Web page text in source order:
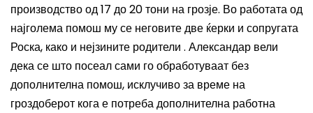
производство од 17 до 20 тони на грозје. Во работата од
најголема помош му се неговите две ќерки и сопругата
Роска, како и нејзините родители . Александар вели
дека се што посеал сами го обработуваат без
дополнителна помош, исклучиво за време на
гроздоберот кога е потреба дополнителна работна